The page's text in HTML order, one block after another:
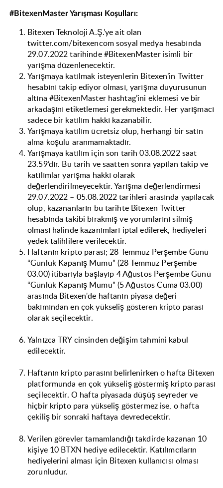
#BitexenMaster Yarışması Koşulları:
Bitexen Teknoloji A.Ş.’ye ait olan
twitter.com/bitexencom sosyal medya hesabında
29.07.2022 tarihinde #BitexenMaster isimli bir
yarışma düzenlenecektir.
Yarışmaya katılmak isteyenlerin Bitexen’in Twitter
hesabını takip ediyor olması, yarışma duyurusunun
altına #BitexenMaster hashtag’ini eklemesi ve bir
arkadaşını etiketlemesi gerekmektedir. Her yarışmacı
sadece bir katılım hakkı kazanabilir.
Yarışmaya katılım ücretsiz olup, herhangi bir satın
alma koşulu aranmamaktadır.
Yarışmaya katılım için son tarih 03.08.2022 saat
23.59’dır. Bu tarih ve saatten sonra yapılan takip ve
katılımlar yarışma hakkı olarak
değerlendirilmeyecektir. Yarışma değerlendirmesi
29.07.2022 – 05.08.2022 tarihleri arasında yapılacak
olup, kazananların bu tarihte Bitexen Twitter
hesabında takibi bırakmış ve yorumlarını silmiş
olması halinde kazanımları iptal edilerek, hediyeleri
yedek talihlilere verilecektir.
Haftanın kripto parası; 28 Temmuz Perşembe Günü
“Günlük Kapanış Mumu” (28 Temmuz Perşembe
03.00) itibarıyla başlayıp 4 Ağustos Perşembe Günü
“Günlük Kapanış Mumu” (5 Ağustos Cuma 03.00)
arasında Bitexen'de haftanın piyasa değeri
bakımından en çok yükseliş gösteren kripto parası
olarak seçilecektir.
Yalnızca TRY cinsinden değişim tahmini kabul
edilecektir.
Haftanın kripto parasını belirlenirken o hafta Bitexen
platformunda en çok yükseliş göstermiş kripto parası
seçilecektir. O hafta piyasada düşüş seyreder ve
hiçbir kripto para yükseliş göstermez ise, o hafta
çekiliş bir sonraki haftaya devredecektir.
Verilen görevler tamamlandığı takdirde kazanan 10
kişiye 10 BTXN hediye edilecektir. Katılımcıların
hediyelerini alması için Bitexen kullanıcısı olması
zorunludur.